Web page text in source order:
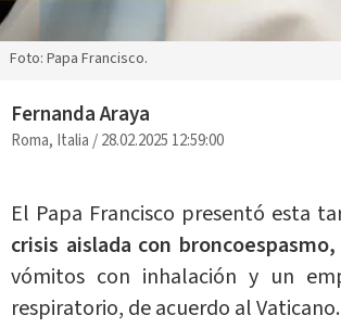
Foto: Papa Francisco.
Fernanda Araya
Roma, Italia/28.02.2025 12:59:00
El Papa Francisco presentó esta
crisis aislada con broncoespasmo,
vómitos con inhalación y un
respiratorio, de acuerdo al Vaticano.